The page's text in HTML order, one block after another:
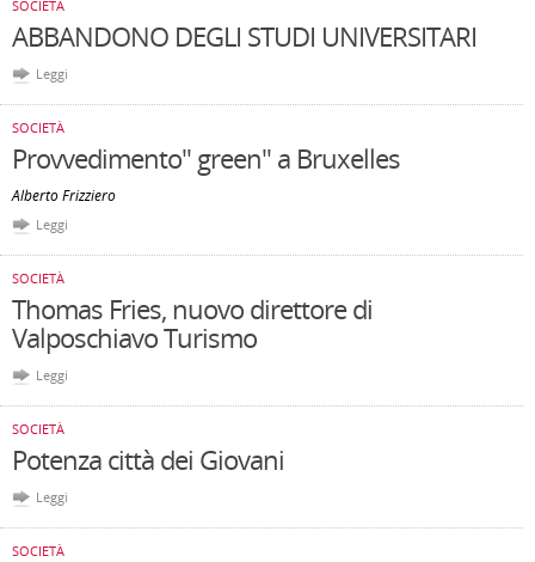
SOCIETÀ
ABBANDONO DEGLI STUDI UNIVERSITARI
Leggi
SOCIETÀ
Provvedimento" green" a Bruxelles
Alberto Frizziero
Leggi
SOCIETÀ
Thomas Fries, nuovo direttore di
Valposchiavo Turismo
Leggi
SOCIETÀ
Potenza città dei Giovani
Leggi
SOCIETÀ